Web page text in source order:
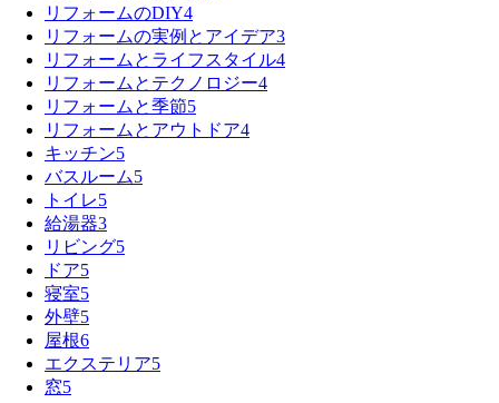
リフォームのDIY4
リフォームの実例とアイデア3
リフォームとライフスタイル4
リフォームとテクノロジー4
リフォームと季節5
リフォームとアウトドア4
キッチン5
バスルーム5
トイレ5
給湯器3
リビング5
ドア5
寝室5
外壁5
屋根6
エクステリア5
窓5